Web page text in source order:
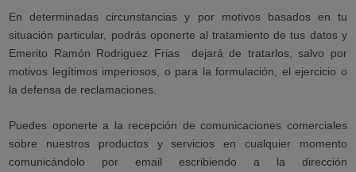
En determinadas circunstancias y por motivos basados en tu
situación particular, podrás oponerte al tratamiento de tus datos y
Emerito Ramón Rodriguez Frias
dejará de tratarlos, salvo por
motivos legítimos imperiosos, o para la formulación, el ejercicio o
la defensa de reclamaciones.
Puedes oponerte a la recepción de comunicaciones comerciales
sobre nuestros productos y servicios en cualquier momento
comunicándolo por email escribiendo a la dirección